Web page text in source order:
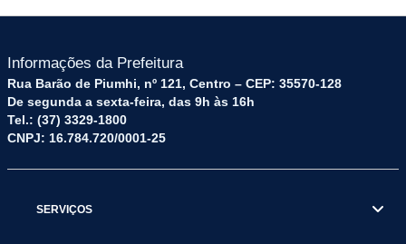
Informações da Prefeitura
Rua Barão de Piumhi, nº 121, Centro – CEP: 35570-128
De segunda a sexta-feira, das 9h às 16h
Tel.: (37) 3329-1800
CNPJ: 16.784.720/0001-25
SERVIÇOS